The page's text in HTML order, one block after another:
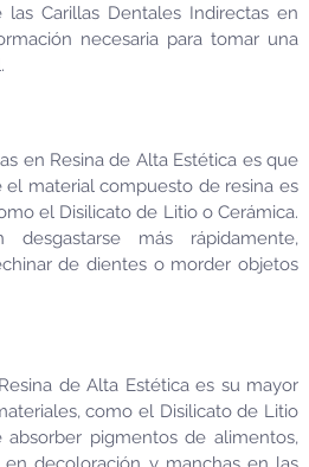
Carillas Dentales Indirectas en
necesaria para tomar una
en Resina de Alta Estética es que
material compuesto de resina es
el Disilicato de Litio o Cerámica.
más rápidamente,
de dientes o morder objetos
de Alta Estética es su mayor
como el Disilicato de Litio
pigmentos de alimentos,